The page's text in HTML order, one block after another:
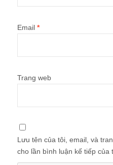
Email *
Trang web
Lưu tên của tôi, email, và
cho lần bình luận kế tiếp của